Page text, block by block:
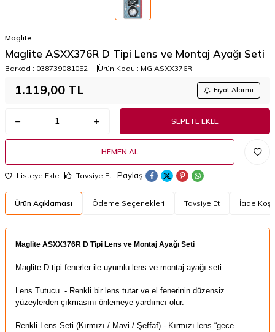
Maglite
Maglite ASXX376R D Tipi Lens ve Montaj Ayağı Seti
Barkod : 038739081052 Ürün Kodu : MG ASXX376R
1.119,00 TL Fiyat Alarmı
SEPETE EKLE
HEMEN AL
Listeye Ekle Tavsiye Et Paylaş
Ürün Açıklaması Ödeme Seçenekleri Tavsiye Et İade
​Maglite ASXX376R D Tipi Lens ve Montaj Ayağı Seti
Maglite D tipi fenerler ile uyumlu lens ve montaj ayağı seti
Lens Tutucu - Renkli bir lens tutar ve el fenerinin düzensiz
yüzeylerden çıkmasını önlemeye yardımcı olur.
Renkli Lens Seti (Kırmızı / Mavi / Şeffaf) - Kırmızı lens “gece